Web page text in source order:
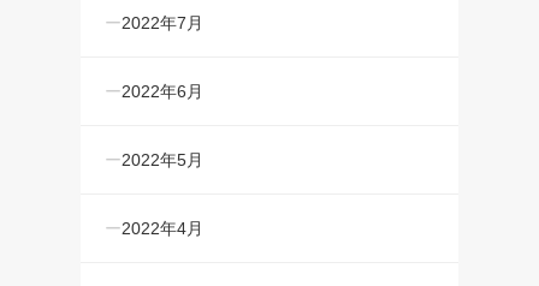
2022年7月
2022年6月
2022年5月
2022年4月